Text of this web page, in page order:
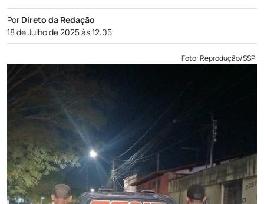
Por Direto da Redação
18 de Julho de 2025 às 12:05
Foto: Reprodução/SSPI